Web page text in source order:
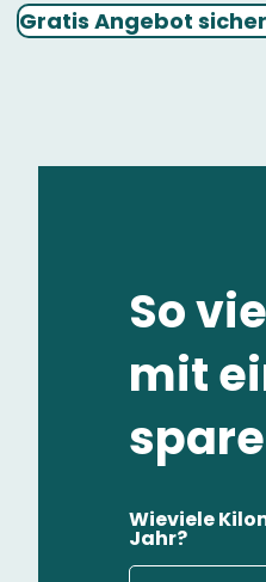
Gratis Angebot
So
mit
Wieviele
Jahr?